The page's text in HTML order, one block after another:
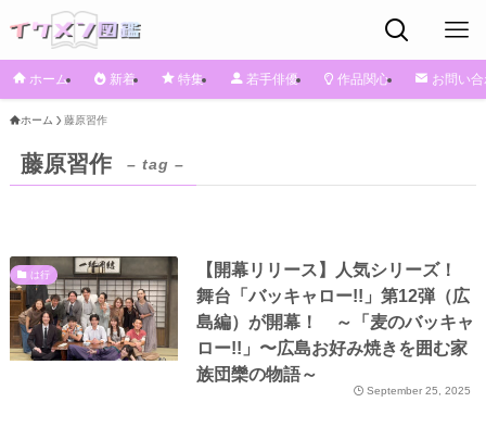
ホーム 新着 特集 若手俳優 作品関心 お問い
ホーム 藤原習作
藤原習作 – tag –
は行
【開幕リリース】人気シリーズ！
舞台「バッキャロー!!」第12弾（広
島編）が開幕！ ～「麦のバッキャ
ロー!!」〜広島お好み焼きを囲む家
族団欒の物語～
September 25, 2025